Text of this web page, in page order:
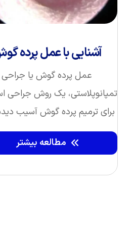
آشنایی با عمل پرده
عمل پرده گوش یا جراحی
تمپانوپلاستی، یک روش جراحی
برای ترمیم پرده گوش آسیب‌
مطالعه بیشتر